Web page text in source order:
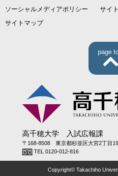
ソーシャルメディアポリシー
サイ
サイトマップ
page
高千穂大学 入試広報課
〒168-8508 東京都杉並区大宮2丁目
TEL 0120-012-816
Copyright© Takachiho